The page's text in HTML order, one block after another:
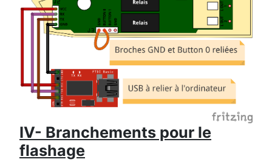
IV- Branchements pour le
flashage